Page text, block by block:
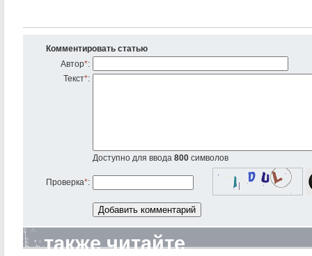
Комментировать статью
Автор*:
Текст*:
Доступно для ввода 800 символов
Проверка*:
также читайте